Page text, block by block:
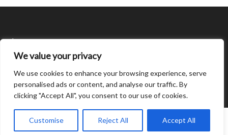
We value your privacy
We use cookies to enhance your browsing experience, serve
personalised ads or content, and analyse our traffic. By
clicking "Accept All", you consent to our use of cookies.
Customise Reject All Accept All
© Created by 8theme- Power Elite ThemeForest Author.
Home INICIAR SESIÓN Cart
Open
chaty